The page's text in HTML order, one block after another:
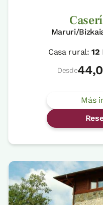
Maruri/
Casa rural:12
Desde
Más